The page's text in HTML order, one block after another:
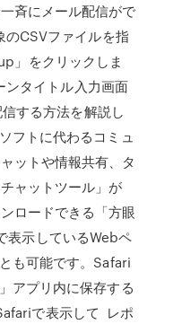
斉にメール配信がで
のCSVファイルを指
」をクリックしま
タイトル入力画面
する方法を解説し
フトに代わるコミュ
ットや情報共有、タ
ャットツール」が
ロードできる「方眼
表示しているWebペ
も可能です。Safari
アプリ内に保存する
で表示して レポ